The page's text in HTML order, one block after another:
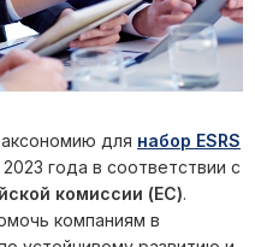
для набор ESRS
года в соответствии с
комиссии (EC).
компаниям в